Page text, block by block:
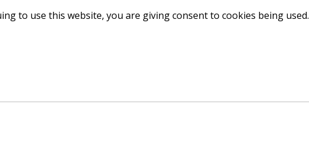
to use this website, you are giving consent to cookies being used.